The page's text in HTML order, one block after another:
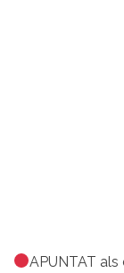
APUNTAT